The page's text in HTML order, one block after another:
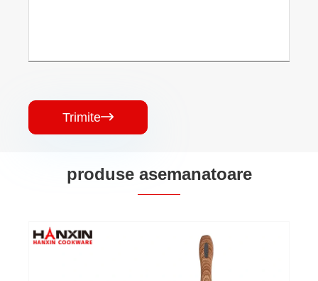
Trimite
produse asemanatoare
Set de vase de gătit din aluminiu